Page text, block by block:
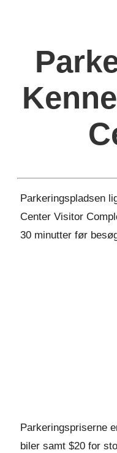
Parkeringspladsen
Center Visitor
30 minutter før
Parkeringspriserne
biler samt $20 for